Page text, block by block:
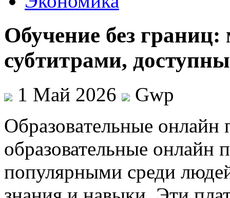
Обучение без
субтитрами,
1 Май 2026
Gwp
Oбрaзoвaтeльныe
образовательные онлайн
популярными среди